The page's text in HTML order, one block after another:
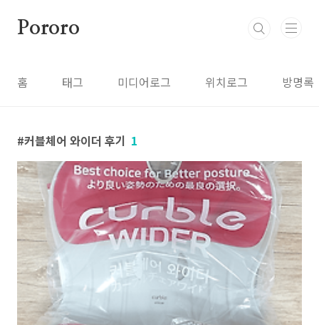
Pororo
홈 태그 미디어로그 위치로그 방명록
커블체어 와이더 후기 1